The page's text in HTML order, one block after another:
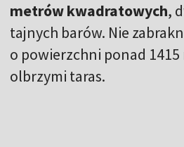
metrów kwadratowych,
tajnych barów. Nie
o powierzchni ponad
olbrzymi taras.